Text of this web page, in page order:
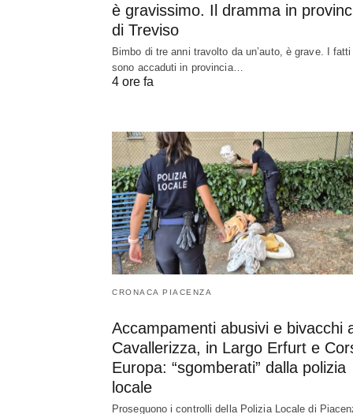
è gravissimo. Il dramma in
di Treviso
Bimbo di tre anni travolto da un’auto, è grave. I fatti
sono accaduti in provincia…
4 ore fa
CRONACA PIACENZA
Accampamenti abusivi e bivacchi
Cavallerizza, in Largo Erfurt e
Europa: “sgomberati” dalla polizia
locale
Proseguono i controlli della Polizia Locale di